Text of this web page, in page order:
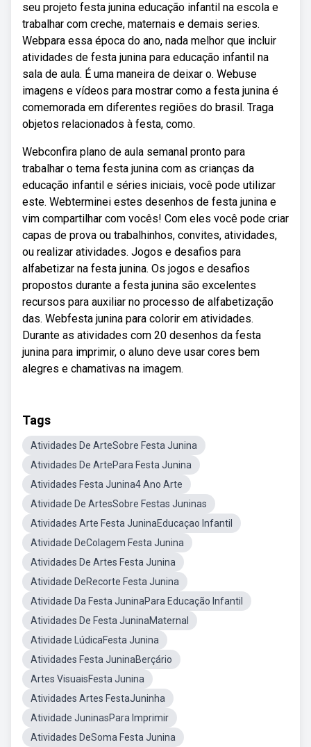
seu projeto festa junina educação infantil na escola e
trabalhar com creche, maternais e demais series.
Webpara essa época do ano, nada melhor que incluir
atividades de festa junina para educação infantil na
sala de aula. É uma maneira de deixar o. Webuse
imagens e vídeos para mostrar como a festa junina é
comemorada em diferentes regiões do brasil. Traga
objetos relacionados à festa, como.
Webconfira plano de aula semanal pronto para
trabalhar o tema festa junina com as crianças da
educação infantil e séries iniciais, você pode utilizar
este. Webterminei estes desenhos de festa junina e
vim compartilhar com vocês! Com eles você pode criar
capas de prova ou trabalhinhos, convites, atividades,
ou realizar atividades. Jogos e desafios para
alfabetizar na festa junina. Os jogos e desafios
propostos durante a festa junina são excelentes
recursos para auxiliar no processo de alfabetização
das. Webfesta junina para colorir em atividades.
Durante as atividades com 20 desenhos da festa
junina para imprimir, o aluno deve usar cores bem
alegres e chamativas na imagem.
Tags
Atividades De ArteSobre Festa Junina
Atividades De ArtePara Festa Junina
Atividades Festa Junina4 Ano Arte
Atividade De ArtesSobre Festas Juninas
Atividades Arte Festa JuninaEducaçao Infantil
Atividade DeColagem Festa Junina
Atividades De Artes Festa Junina
Atividade DeRecorte Festa Junina
Atividade Da Festa JuninaPara Educação Infantil
Atividades De Festa JuninaMaternal
Atividade LúdicaFesta Junina
Atividades Festa JuninaBerçário
Artes VisuaisFesta Junina
Atividades Artes FestaJuninha
Atividade JuninasPara Imprimir
Atividades DeSoma Festa Junina